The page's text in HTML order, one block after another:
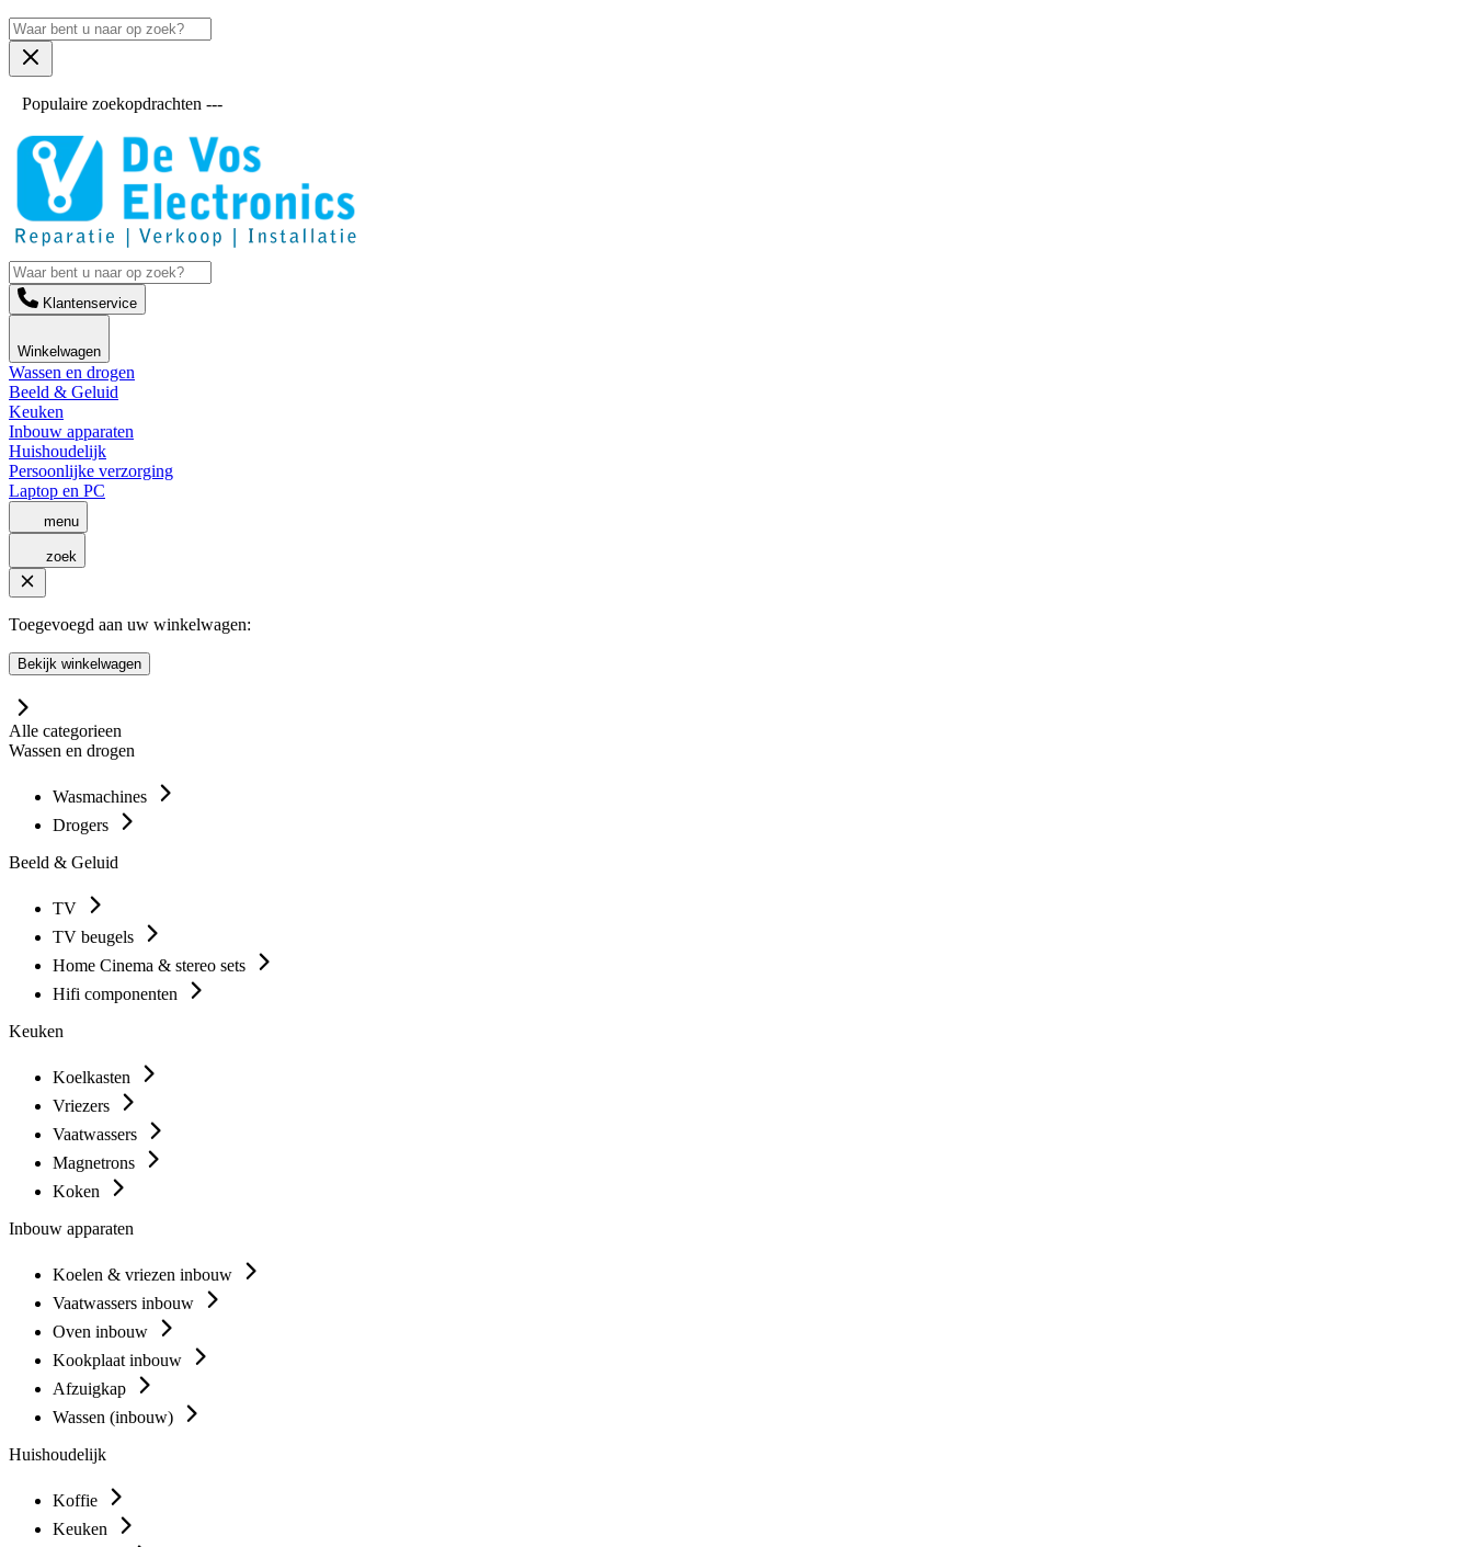
Populaire zoekopdrachten ---
Klantenservice
Winkelwagen
Wassen en drogen
Beeld & Geluid
Keuken
Inbouw apparaten
Huishoudelijk
Persoonlijke verzorging
Laptop en PC
menu
zoek
Toegevoegd aan uw winkelwagen:
Bekijk winkelwagen
Alle categorieen
Wassen en drogen
Wasmachines
Drogers
Beeld & Geluid
TV
TV beugels
Home Cinema & stereo sets
Hifi componenten
Keuken
Koelkasten
Vriezers
Vaatwassers
Magnetrons
Koken
Inbouw apparaten
Koelen & vriezen inbouw
Vaatwassers inbouw
Oven inbouw
Kookplaat inbouw
Afzuigkap
Wassen (inbouw)
Huishoudelijk
Koffie
Keuken